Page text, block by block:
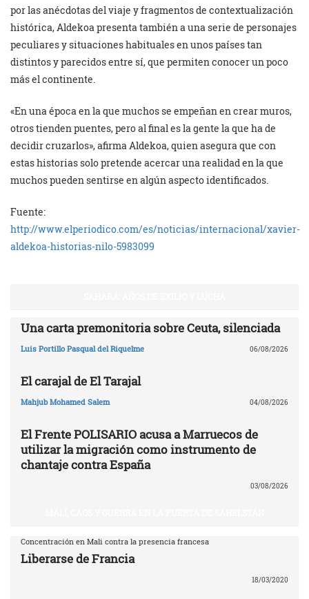
por las anécdotas del viaje y fragmentos de contextualización
histórica, Aldekoa presenta también a una serie de personajes
peculiares y situaciones habituales en unos países tan
distintos y parecidos entre sí, que permiten conocer un poco
más el continente.
«En una época en la que muchos se empeñan en crear muros,
otros tienden puentes, pero al final es la gente la que ha de
decidir cruzarlos», afirma Aldekoa, quien asegura que con
estas historias solo pretende acercar una realidad en la que
muchos pueden sentirse en algún aspecto identificados.
Fuente:
http://www.elperiodico.com/es/noticias/internacional/xavier-
aldekoa-historias-nilo-5983099
Una carta premonitoria sobre Ceuta, silenciada
Luis Portillo Pasqual del Riquelme 06/08/2026
El carajal de El Tarajal
Mahjub Mohamed Salem 04/08/2026
El Frente POLISARIO acusa a Marruecos de
utilizar la migración como instrumento de
chantaje contra España
03/08/2026
Concentración en Mali contra la presencia francesa
Liberarse de Francia
18/03/2020